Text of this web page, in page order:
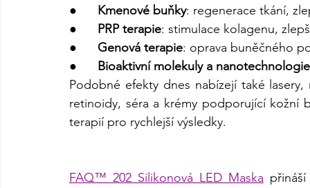
● Kmenové buňky: regenerace tkání,
● PRP terapie: stimulace kolagenu,
● Genová terapie: oprava buněčného
● Bioaktivní molekuly a nanotechnologie
Podobné efekty dnes nabízejí také
retinoidy, séra a krémy podporující kožní
terapií pro rychlejší výsledky.
FAQ™ 202 Silikonová LED Maska